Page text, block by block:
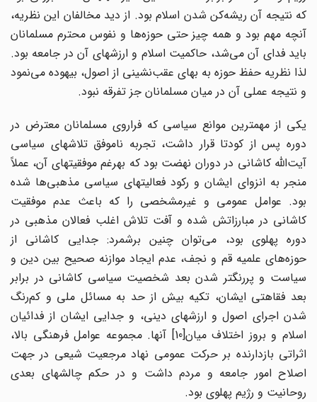
که نتیجه آن ریشه‌کن شدن اسلام بود. از دید مخالفان این نظریه،
آنچه مهم بود و همه چیز حتی حوزه‌ها و نفوس محترم مسلمانان
باید فدای آن می‌شد، حاکمیت اسلام و ارزشهای آن در جامعه بود.
لذا نظریه حفظ حوزه به بهای عقب‌نشینی از اصول، بیهوده می‌نمود
و نتیجه عملی آن در میان مسلمانان جز تفرقه نبود.
یکی از مهم‎ترین موانع سیاسی که فراروی مسلمانان معترض در
دوره پس از کودتا قرار داشت، تجربه ناموفق تلاشهای سیاسی
آیت‌الله کاشانی در دوران نهضت بود که به‎رغم موفقیتهای آن، عملاً
منجر به انزوای ایشان و رکود فعالیتهای سیاسی مذهبی‌ها شده
بود. عوامل عمومی و غیرمشخصی را که باعث عدم موفقیت
کاشانی در مبارزاتش شده و آفت تلاش اغلب فعالان مذهبی در
دوره پهلوی بود، می‌توان چنین برشمرد: جدایی کاشانی از
حوزه‌های علمیه قم و نجف، عدم ایجاد موازنه صحیح بین دین و
سیاست و پررنگ‎تر شدن بعد شخصیت سیاسی کاشانی در برابر
بعد فقاهتی ایشان، تکیه بیش از حد به مسائل ملی و کم‌رنگ
شدن اجرای اصول و ارزشهای دینی، و جدایی ایشان از فدائیان
اسلام و بروز اختلاف میان[10] آنها. مجموعه عوامل فرهنگی بالا،
اثراتی بازدارنده بر حرکت عمومی نهاد مرجعیت شیعی در جهت
اصلاح امور جامعه و مردم داشت و در حکم چالشهای بعدی
روحانیت و رژیم پهلوی بود.